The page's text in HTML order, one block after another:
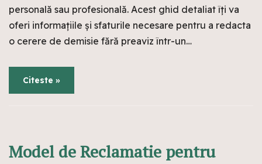
personală sau profesională. Acest ghid detaliat îți va
oferi informațiile și sfaturile necesare pentru a redacta
o cerere de demisie fără preaviz într-un…
Citeste »
Model de Reclamatie pentru